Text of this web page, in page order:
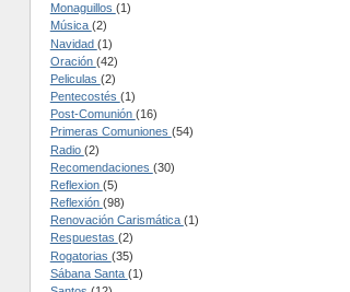
Monaguillos (1)
Música (2)
Navidad (1)
Oración (42)
Peliculas (2)
Pentecostés (1)
Post-Comunión (16)
Primeras Comuniones (54)
Radio (2)
Recomendaciones (30)
Reflexion (5)
Reflexión (98)
Renovación Carismática (1)
Respuestas (2)
Rogatorias (35)
Sábana Santa (1)